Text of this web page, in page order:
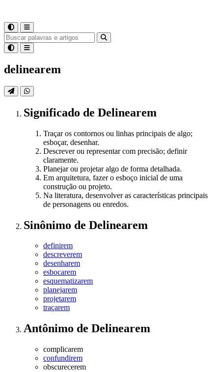
delinearem
Significado de Delinearem
Traçar os contornos ou linhas principais de algo;
esboçar, desenhar.
Descrever ou representar com precisão; definir
claramente.
Planejar ou projetar algo de forma detalhada.
Em arquitetura, fazer o esboço inicial de uma
construção ou projeto.
Na literatura, desenvolver as características principais
de personagens ou enredos.
Sinônimo de Delinearem
definirem
descreverem
desenharem
esbocarem
esquematizarem
planejarem
projetarem
traçarem
Antônimo de Delinearem
complicarem
confundirem
obscurecerem